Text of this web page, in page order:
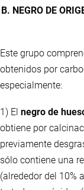
B. NEGRO DE
Este grupo
obtenidos por
especialmente:
1) El negro de
obtiene por
previamente
sólo contiene una
(alrededor del 10%